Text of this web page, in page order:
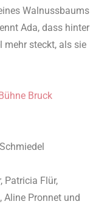
Walnussbaums
Ada, dass hinter
mehr steckt, als sie
Bruck
Patricia Flür,
Aline Pronnet und